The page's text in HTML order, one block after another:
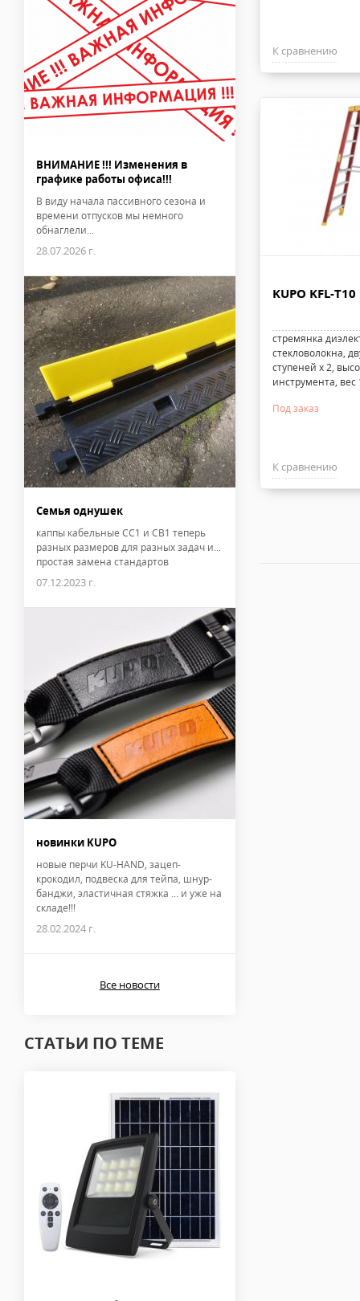
ВНИМАНИЕ !!! Изменения в
графике работы офиса!!!
В виду начала пассивного сезона и
времени отпусков мы немного
обнаглели...
28.07.2026 г.
Семья однушек
каппы кабельные CC1 и CB1 теперь
разных размеров для разных задач и...
простая замена стандартов
07.12.2023 г.
новинки KUPO
новые перчи KU-HAND, зацеп-
крокодил, подвеска для тейпа, шнур-
банджи, эластичная стяжка ... и уже на
складе!!!
28.02.2024 г.
Все новости
СТАТЬИ ПО ТЕМЕ
К сравнению
KUPO KFL-T10
стремянка
стекловолокна,
ступеней х 2,
инструмента, вес
Под заказ
К сравнению